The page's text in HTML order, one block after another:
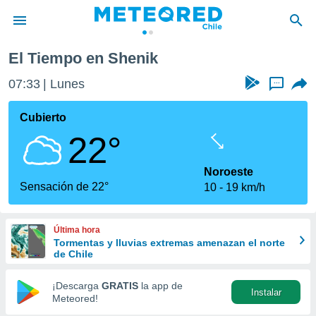
de
por
se
calidad.
a este
las
y
forma
digital
basada
El Tiempo en Shenik
07:33 Lunes ...
Cubierto
22°
Sensación de 22°
Noroeste
10
19 km/h
Última hora
Tormentas y lluvias extremas amenazan el norte
de Chile
¡Descarga GRATIS la app de
Meteored!
Instalar